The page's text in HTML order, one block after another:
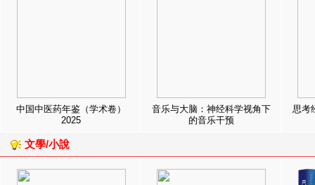
中国中医药年鉴（学术卷）
2025
音乐与大脑：神经科学视角下
的音乐干预
思考
文學/小說